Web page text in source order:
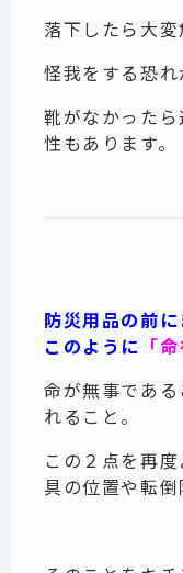
落下したら大変
怪我をする恐れ
靴がなかった
性もあります。
防災用品の前
このように 「
命が無事であ
れること。
この２点を再
具の位置や転倒